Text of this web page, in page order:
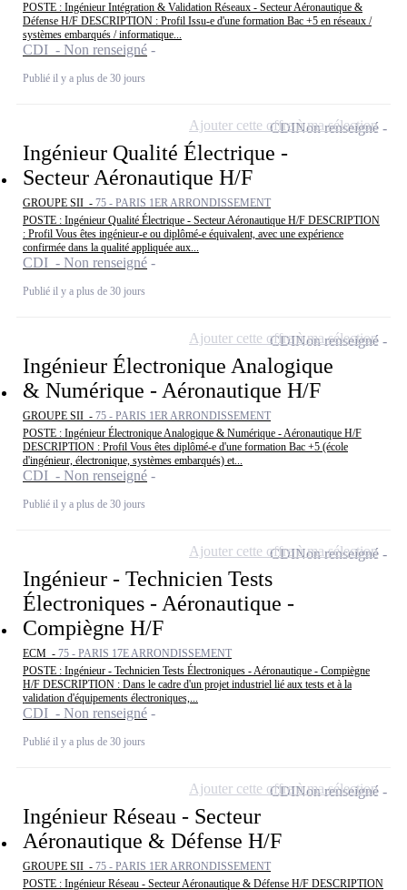
POSTE : Ingénieur Intégration & Validation Réseaux - Secteur Aéronautique &
Défense H/F DESCRIPTION : Profil Issu-e d'une formation Bac +5 en réseaux /
systèmes embarqués / informatique...
CDI - Non renseigné
Publié il y a plus de 30 jours
Ingénieur Qualité Électrique -
Secteur Aéronautique H/F
GROUPE SII - 75 - PARIS 1ER ARRONDISSEMENT
POSTE : Ingénieur Qualité Électrique - Secteur Aéronautique H/F DESCRIPTION
: Profil Vous êtes ingénieur-e ou diplômé-e équivalent, avec une expérience
confirmée dans la qualité appliquée aux...
CDI - Non renseigné
Publié il y a plus de 30 jours
CDINon renseigné
Ajouter cette offre à ma sélection
Ingénieur Électronique Analogique
& Numérique - Aéronautique H/F
GROUPE SII - 75 - PARIS 1ER ARRONDISSEMENT
POSTE : Ingénieur Électronique Analogique & Numérique - Aéronautique H/F
DESCRIPTION : Profil Vous êtes diplômé-e d'une formation Bac +5 (école
d'ingénieur, électronique, systèmes embarqués) et...
CDI - Non renseigné
Publié il y a plus de 30 jours
CDINon renseigné
Ajouter cette offre à ma sélection
Ingénieur - Technicien Tests
Électroniques - Aéronautique -
Compiègne H/F
ECM - 75 - PARIS 17E ARRONDISSEMENT
POSTE : Ingénieur - Technicien Tests Électroniques - Aéronautique - Compiègne
H/F DESCRIPTION : Dans le cadre d'un projet industriel lié aux tests et à la
validation d'équipements électroniques,...
CDI - Non renseigné
Publié il y a plus de 30 jours
CDINon renseigné
Ajouter cette offre à ma sélection
Ingénieur Réseau - Secteur
Aéronautique & Défense H/F
GROUPE SII - 75 - PARIS 1ER ARRONDISSEMENT
POSTE : Ingénieur Réseau - Secteur Aéronautique & Défense H/F DESCRIPTION
CDINon renseigné
Ajouter cette offre à ma sélection